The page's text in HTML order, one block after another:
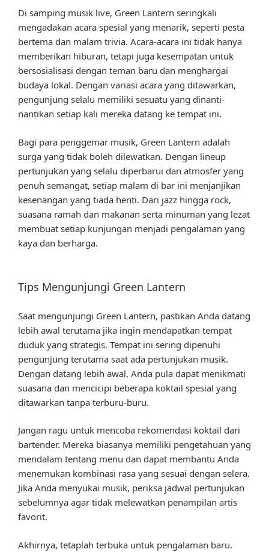
Di samping musik live, Green Lantern seringkali
mengadakan acara spesial yang menarik, seperti pesta
bertema dan malam trivia. Acara-acara ini tidak hanya
memberikan hiburan, tetapi juga kesempatan untuk
bersosialisasi dengan teman baru dan menghargai
budaya lokal. Dengan variasi acara yang ditawarkan,
pengunjung selalu memiliki sesuatu yang dinanti-
nantikan setiap kali mereka datang ke tempat ini.
Bagi para penggemar musik, Green Lantern adalah
surga yang tidak boleh dilewatkan. Dengan lineup
pertunjukan yang selalu diperbarui dan atmosfer yang
penuh semangat, setiap malam di bar ini menjanjikan
kesenangan yang tiada henti. Dari jazz hingga rock,
suasana ramah dan makanan serta minuman yang lezat
membuat setiap kunjungan menjadi pengalaman yang
kaya dan berharga.
Tips Mengunjungi Green Lantern
Saat mengunjungi Green Lantern, pastikan Anda datang
lebih awal terutama jika ingin mendapatkan tempat
duduk yang strategis. Tempat ini sering dipenuhi
pengunjung terutama saat ada pertunjukan musik.
Dengan datang lebih awal, Anda pula dapat menikmati
suasana dan mencicipi beberapa koktail spesial yang
ditawarkan tanpa terburu-buru.
Jangan ragu untuk mencoba rekomendasi koktail dari
bartender. Mereka biasanya memiliki pengetahuan yang
mendalam tentang menu dan dapat membantu Anda
menemukan kombinasi rasa yang sesuai dengan selera.
Jika Anda menyukai musik, periksa jadwal pertunjukan
sebelumnya agar tidak melewatkan penampilan artis
favorit.
Akhirnya, tetaplah terbuka untuk pengalaman baru.